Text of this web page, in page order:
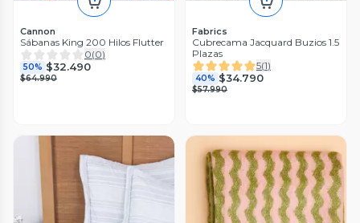
Cannon
Sábanas King 200 Hilos Flutter
0(0)
50% $32.490
$64.990
Fabrics
Cubrecama Jacquard Buzios 1.5
Plazas
5(1)
40% $34.790
$57.990